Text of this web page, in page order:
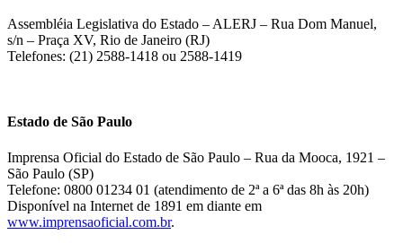
Assembléia Legislativa do Estado – ALERJ – Rua Dom Manuel,
s/n – Praça XV, Rio de Janeiro (RJ)
Telefones: (21) 2588-1418 ou 2588-1419
Estado de São Paulo
Imprensa Oficial do Estado de São Paulo – Rua da Mooca, 1921 –
São Paulo (SP)
Telefone: 0800 01234 01 (atendimento de 2ª a 6ª das 8h às 20h)
Disponível na Internet de 1891 em diante em
www.imprensaoficial.com.br.